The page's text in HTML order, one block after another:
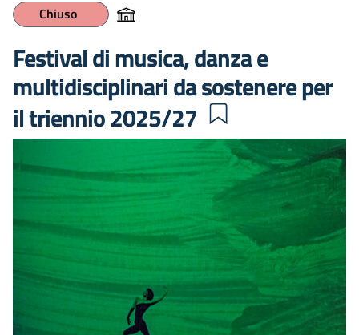
Chiuso
Festival di musica, danza e
multidisciplinari da sostenere per
il triennio 2025/27